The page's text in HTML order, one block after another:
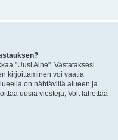
"Uusi Aihe". Vastataksesi
kirjoittaminen voi vaatia
on nähtävillä alueen ja
uusia viestejä, Voit lähettää